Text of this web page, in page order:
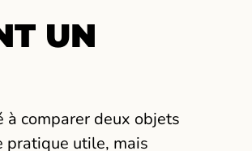
UN
à comparer deux objets
pratique utile, mais